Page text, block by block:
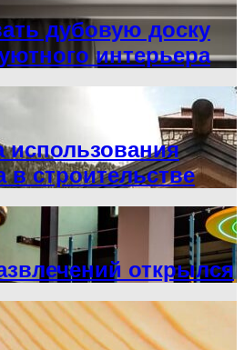
дубовую доску
интерьера
в строительстве
открылся